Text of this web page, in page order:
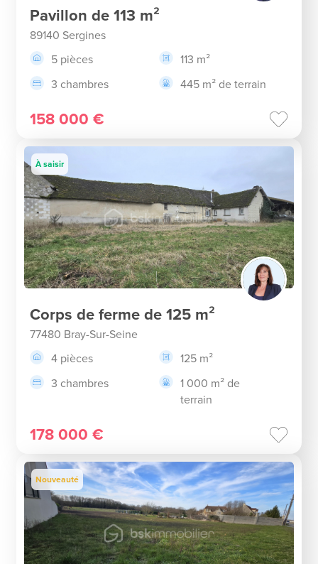
Pavillon de 113 m²
89140 Sergines
5 pièces
113 m²
3 chambres
445 m² de terrain
158 000 €
À saisir
Corps de ferme de 125 m²
77480 Bray-Sur-Seine
4 pièces
125 m²
3 chambres
1 000 m² de
terrain
178 000 €
Nouveauté